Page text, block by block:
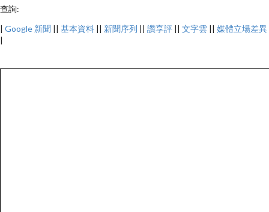
查詢:
| Google 新聞 || 基本資料 || 新聞序列 || 讚享評 || 文字雲 || 媒體立場差異
|